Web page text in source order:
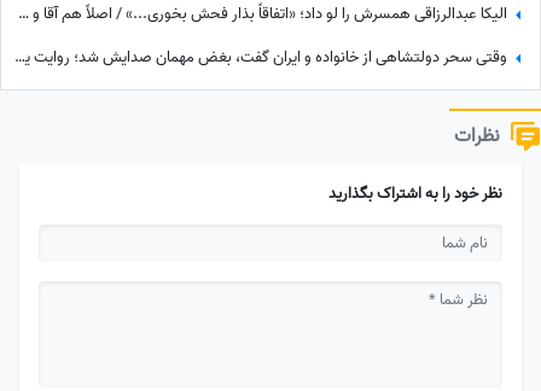
الیکا عبدالرزاقی همسرش را لو داد؛ «اتفاقاً بذار فحش بخوری...» / اصلاً هم آقا و متشخص نیست!
وقتی سحر دولتشاهی از خانواده و ایران گفت، بغض مهمان صدایش شد؛ روایت یک دلبستگی عمیق به وسعت یک خانه به نام ایران❤«همه خانواده‌ام خارج هستند ولی...»
نظرات
نظر خود را به اشتراک بگذارید